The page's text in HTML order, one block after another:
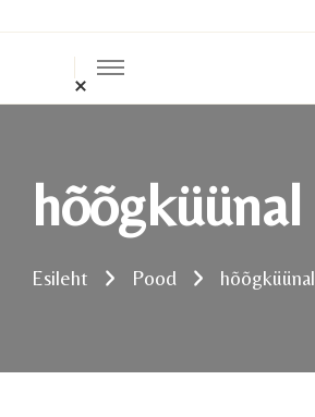
hõõgküünal
Esileht Pood hõõgküünal